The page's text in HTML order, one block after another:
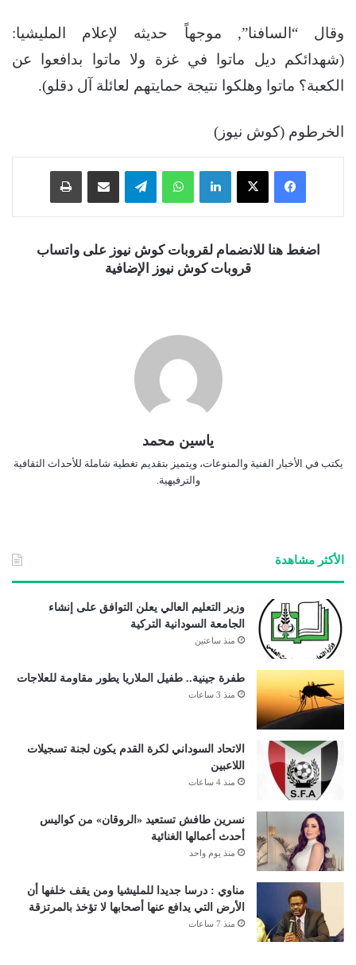
وقال “السافنا”, موجهاً حديثه لإعلام المليشيا:
(شهدائكم ديل ماتوا في غزة ولا ماتوا بدافعوا عن
الكعبة؟ ماتوا وهلكوا نتيجة حمايتهم لعائلة آل دقلو).
الخرطوم (كوش نيوز)
فيسبوك ‫X لينكدإن واتساب تيلقرام
اضغط هنا للانضمام لقروبات كوش نيوز على واتساب
قروبات كوش نيوز الإضافية
ياسين محمد
يكتب في الأخبار الفنية والمنوعات، ويتميز بتقديم تغطية شاملة للأحداث الثقافية
والترفيهية.
الأكثر مشاهدة
وزير التعليم العالي يعلن التوافق على إنشاء
الجامعة السودانية التركية
منذ ساعتين
طفرة جينية.. طفيل الملاريا يطور مقاومة للعلاجات
منذ 3 ساعات
الاتحاد السوداني لكرة القدم يكون لجنة تسجيلات
اللاعبين
منذ 4 ساعات
نسرين طافش تستعيد «الروقان» من كواليس
أحدث أعمالها الغنائية
منذ يوم واحد
مناوي : درسا جديدا للمليشيا ومن يقف خلفها أن
الأرض التي يدافع عنها أصحابها لا تؤخذ بالمرتزقة
منذ 7 ساعات